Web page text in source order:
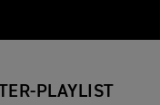
PLAYLIST